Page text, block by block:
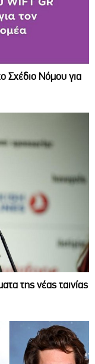
Σχέδιο Νόμου για
της νέας ταινίας